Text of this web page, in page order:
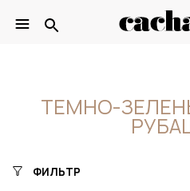
ТЕМНО-
ФИЛЬТР